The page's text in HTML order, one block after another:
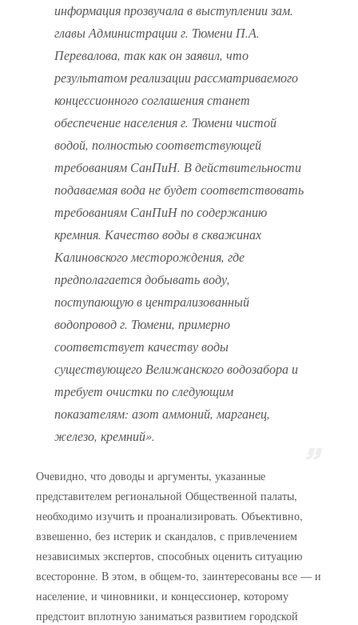
информация прозвучала в выступлении зам.
главы Администрации г. Тюмени П.А.
Перевалова, так как он заявил, что
результатом реализации рассматриваемого
концессионного соглашения станет
обеспечение населения г. Тюмени чистой
водой, полностью соответствующей
требованиям СанПиН. В действительности
подаваемая вода не будет соответствовать
требованиям СанПиН по содержанию
кремния. Качество воды в скважинах
Калиновского месторождения, где
предполагается добывать воду,
поступающую в централизованный
водопровод г. Тюмени, примерно
соответствует качеству воды
существующего Велижанского водозабора и
требует очистки по следующим
показателям: азот аммоний, марганец,
железо, кремний».
Очевидно, что доводы и аргументы, указанные
представителем региональной Общественной палаты,
необходимо изучить и проанализировать. Объективно,
взвешенно, без истерик и скандалов, с привлечением
независимых экспертов, способных оценить ситуацию
всесторонне. В этом, в общем-то, заинтересованы все — и
население, и чиновники, и концессионер, которому
предстоит вплотную заниматься развитием городской